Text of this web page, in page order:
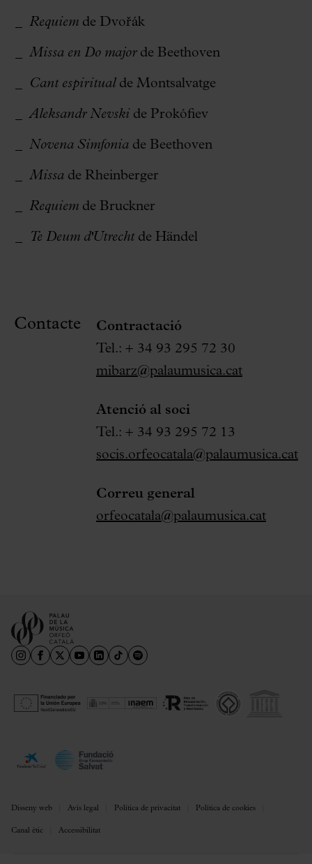
Requiem de Dvořák
Missa en Do majorde Beethoven
Cant espiritualde Montsalvatge
Aleksandr Nevski de Prokófiev
Novena Simfonia de Beethoven
Missa de Rheinberger
Requiem de Bruckner
Te Deum d'Utrecht de Händel
Contacte
Contractació
Tel.: + 34 93 295 72 30
mibarz@palaumusica.cat
Atenció al soci
Tel.: + 34 93 295 72 13
socis.orfeocatala@palaumusica.cat
Correu general
orfeocatala@palaumusica.cat
Disseny web Avís legal Política de privacitat Política de cookies
Canal ètic Accessibilitat